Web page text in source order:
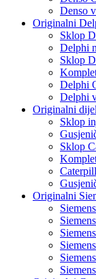
Denso
Originalni
Sklop
Delphi
Sklop
Delphi
Delphi
Originalni
Sklop
Sklop
Originalni